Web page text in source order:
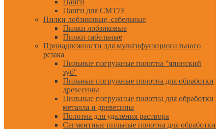
Цанги
Цанги для CMT7E
Пилки лобзиковые, сабельные
Пилки лобзиковые
Пилки сабельные
Принадлежности для мультифункционального
резака
Пильные погружные полотна "японский
зуб"
Пильные погружные полотна для обработки
древесины
Пильные погружные полотна для обработки
металла и древесины
Полотна для удаления раствора
Сегментные пильные полотна для обработки